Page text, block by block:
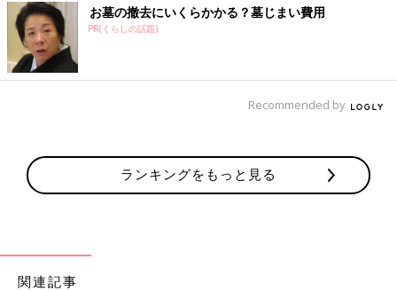
「１・２歳の言葉を促すポイント」を見て、なかには「“わんわ
んだよ”とは言えるけど、オノマトペを使ったりするのは難しそ
う」と思ったママやパパもいるのではないでしょうか。そんなと
きはオノマトペに触れられる絵本や、動物カードなどを上手に活
用してみて。１・２歳向けの教材を使ってみるのも一案です。遊
び感覚で、楽しく言葉がはぐくめる工夫をしてください。
取材・文／麻生珠恵
取材協力／こどもちゃれんじ
お墓の撤去にいくらかかる？墓じまい費用
PR(くらしの話題)
Recommended by
ランキングをもっと見る
関連記事